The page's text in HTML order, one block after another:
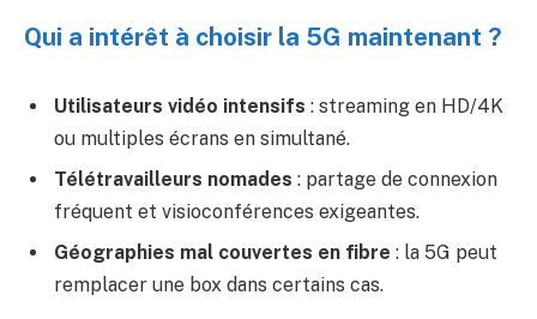
Qui a intérêt à choisir la 5G maintenant ?
Utilisateurs vidéo intensifs : streaming en HD/4K
ou multiples écrans en simultané.
Télétravailleurs nomades : partage de connexion
fréquent et visioconférences exigeantes.
Géographies mal couvertes en fibre : la 5G peut
remplacer une box dans certains cas.